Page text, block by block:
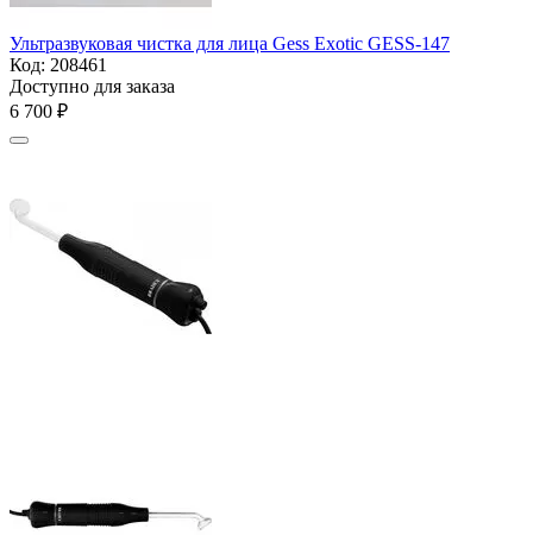
Ультразвуковая чистка для лица Gess Exotic GESS-147
Код: 208461
Доступно для заказа
6 700 ₽